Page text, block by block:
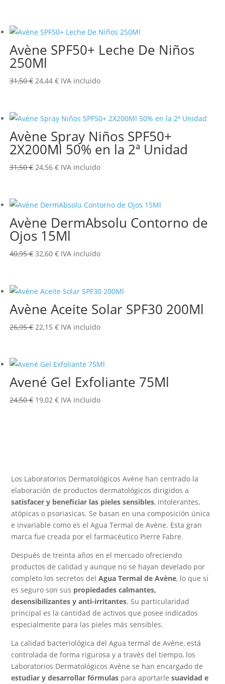
era:
19,95 €.
es:
16,33 €.
Avène SPF50+ Leche De Niños
250Ml
31,50€ El
era:
31,50 €.
24,44 €El
es:
24,44 €.
IVA incluido
Avène Spray Niños SPF50+
2X200Ml 50% en la 2ª Unidad
31,50€ El
era:
31,50 €.
24,56 €El
es:
24,56 €.
IVA incluido
Avène DermAbsolu Contorno de
Ojos 15Ml
40,95€ El
era:
40,95 €.
32,60 €El
es:
32,60 €.
IVA incluido
Avène Aceite Solar SPF30 200Ml
26,95€ El
era:
26,95 €.
22,15 €El
es:
22,15 €.
IVA incluido
Avené Gel Exfoliante 75Ml
24,50€ El
19,02 €ElIVA incluido
Los Laboratorios Dermatológicos Avène han centrado la
elaboración de productos dermatológicos dirigidos a
satisfacer y beneficiar las pieles sensibles, intolerantes,
atópicas o psoriasicas. Se basan en una composición única
e invariable como es el Agua Termal de Avène. Esta gran
marca fue creada por el farmacéutico Pierre Fabre.
Después de treinta años en el mercado ofreciendo
productos de calidad y aunque no se hayan develado por
completo los secretos delAgua Termal de Avène, lo que sí
es seguro son sus propiedades calmantes,
desensibilizantes y anti-irritantes. Su particularidad
principal es la cantidad de activos que posee indicados
especialmente para las pieles más sensibles.
La calidad bacteriológica del Agua termal de Avène, está
controlada de forma rigurosa y a través del tiempo, los
Laboratorios Dermatológicos Avène se han encargado de
estudiar y desarrollar fórmulas para aportarlesuavidad e